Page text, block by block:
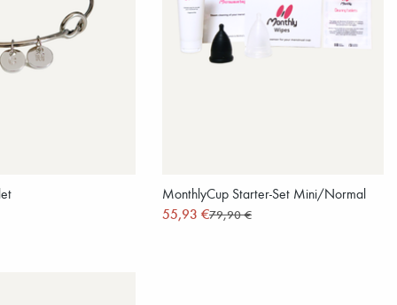
MonthlyCup Starter-Set Mini/Normal
55,93 €79,90 €